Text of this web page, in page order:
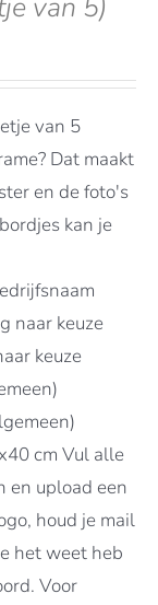
van 5)
van 5
Dat maakt
en de foto's
kan je
naar keuze
keuze
cm Vul alle
en upload een
houd je mail
het weet heb
Voor